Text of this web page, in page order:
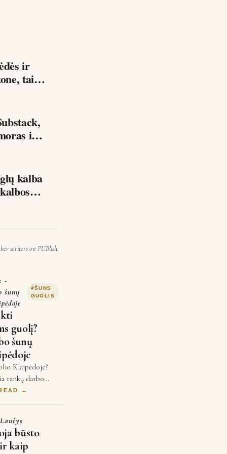
tai…
ir
kalba
geros anglų kalbos…
writers on PUBlish.
-
šunų
#ŠUNS
GUOLIS
guolį?
šunų
Klaipėdoje?
rankų darbo
skirtus
→
būsto
kaip